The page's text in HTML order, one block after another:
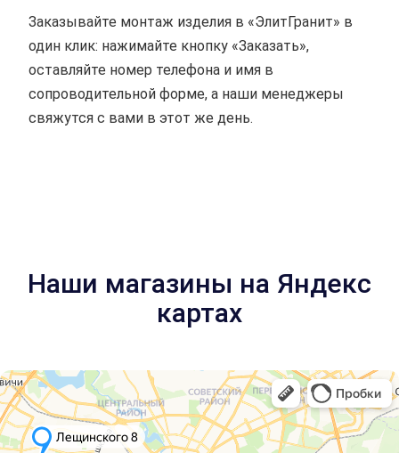
Заказывайте монтаж изделия в «ЭлитГранит» в
один клик: нажимайте кнопку «Заказать»,
оставляйте номер телефона и имя в
сопроводительной форме, а наши менеджеры
свяжутся с вами в этот же день.
Наши магазины на Яндекс
картах